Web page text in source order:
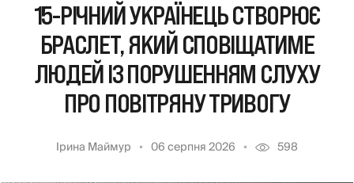
15-РІЧНИЙ УКРАЇНЕЦЬ СТВОРЮЄ
БРАСЛЕТ, ЯКИЙ СПОВІЩАТИМЕ
ЛЮДЕЙ ІЗ ПОРУШЕННЯМ СЛУХУ
ПРО ПОВІТРЯНУ ТРИВОГУ
Ірина Маймур 06 серпня 2026 598